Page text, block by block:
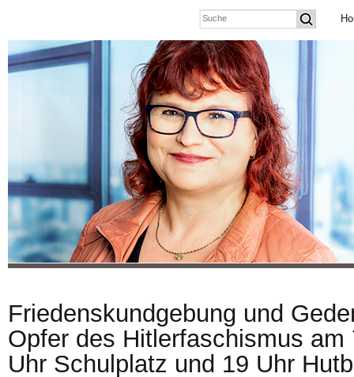
Friedenskundgebung und
Opfer des Hitlerfaschismus am
Uhr Schulplatz und 19 Uhr